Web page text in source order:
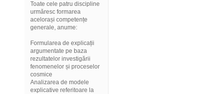
Toate cele patru discipline
urmăresc formarea
acelorași competențe
generale, anume:
Formularea de explicații
argumentate pe baza
rezultatelor investigării
fenomenelor și proceselor
cosmice
Analizarea de modele
explicative referitoare la